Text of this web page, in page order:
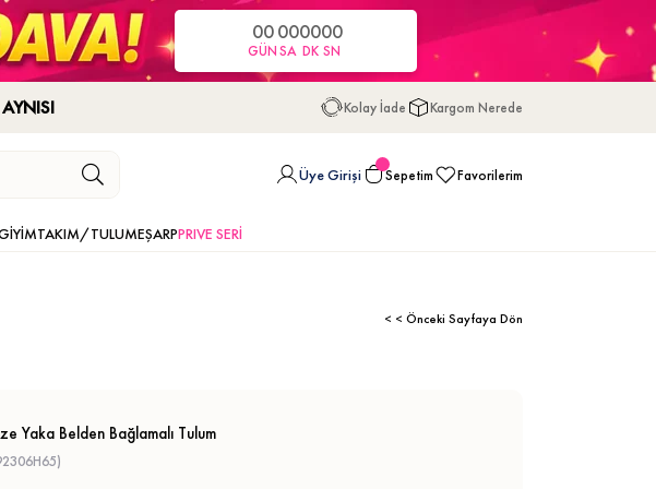
00
GÜN
00
SA
00
DK
00
SN
Kolay İade Kargom Nerede
Üye Girişi Sepetim Favorilerim
TAKIM/TULUMEŞARPPRIVE SERİ
< < Önceki Sayfaya Dön
Yaka Belden Bağlamalı Tulum